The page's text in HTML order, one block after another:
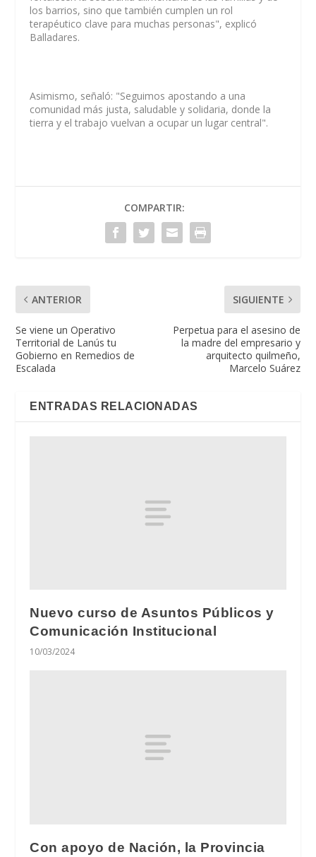
los barrios, sino que también cumplen un rol
terapéutico clave para muchas personas", explicó
Balladares.
Asimismo, señaló: "Seguimos apostando a una
comunidad más justa, saludable y solidaria, donde la
tierra y el trabajo vuelvan a ocupar un lugar central".
COMPARTIR:
ANTERIOR
Se viene un Operativo
Territorial de Lanús tu
Gobierno en Remedios de
Escalada
SIGUIENTE
Perpetua para el asesino de
la madre del empresario y
arquitecto quilmeño,
Marcelo Suárez
ENTRADAS RELACIONADAS
Nuevo curso de Asuntos Públicos y
Comunicación Institucional
10/03/2024
Con apoyo de Nación, la Provincia